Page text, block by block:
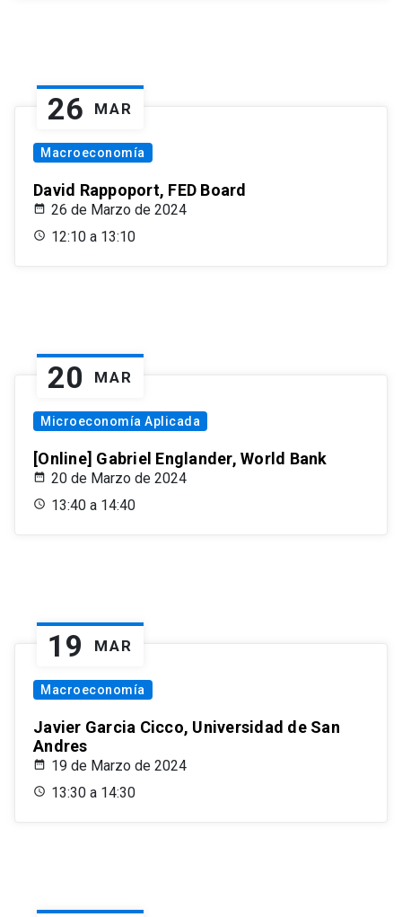
26 MAR
Macroeconomía
David Rappoport, FED Board
26 de Marzo de 2024
12:10 a 13:10
20 MAR
Microeconomía Aplicada
[Online] Gabriel Englander, World Bank
20 de Marzo de 2024
13:40 a 14:40
19 MAR
Macroeconomía
Javier Garcia Cicco, Universidad de San
Andres
19 de Marzo de 2024
13:30 a 14:30